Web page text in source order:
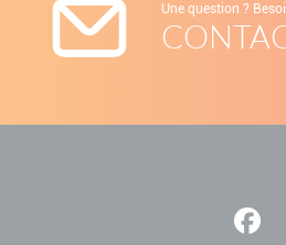
Une question ?